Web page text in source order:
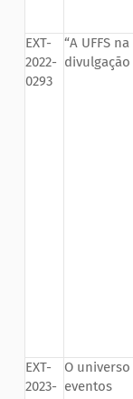
EXT-
2022-
0293
“A UFFS
EXT-
2023-
O
eventos